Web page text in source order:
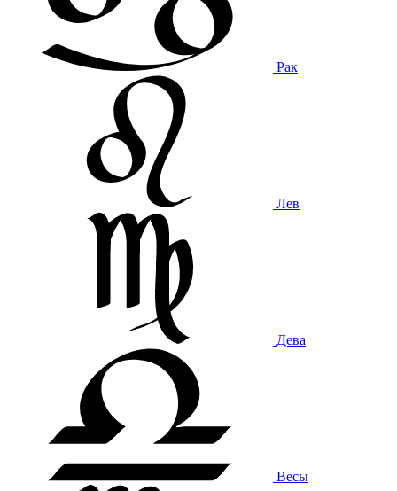
Рак
Лев
Дева
Весы